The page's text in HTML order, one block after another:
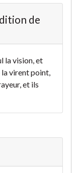
de
la vision, et
la virent point,
et ils